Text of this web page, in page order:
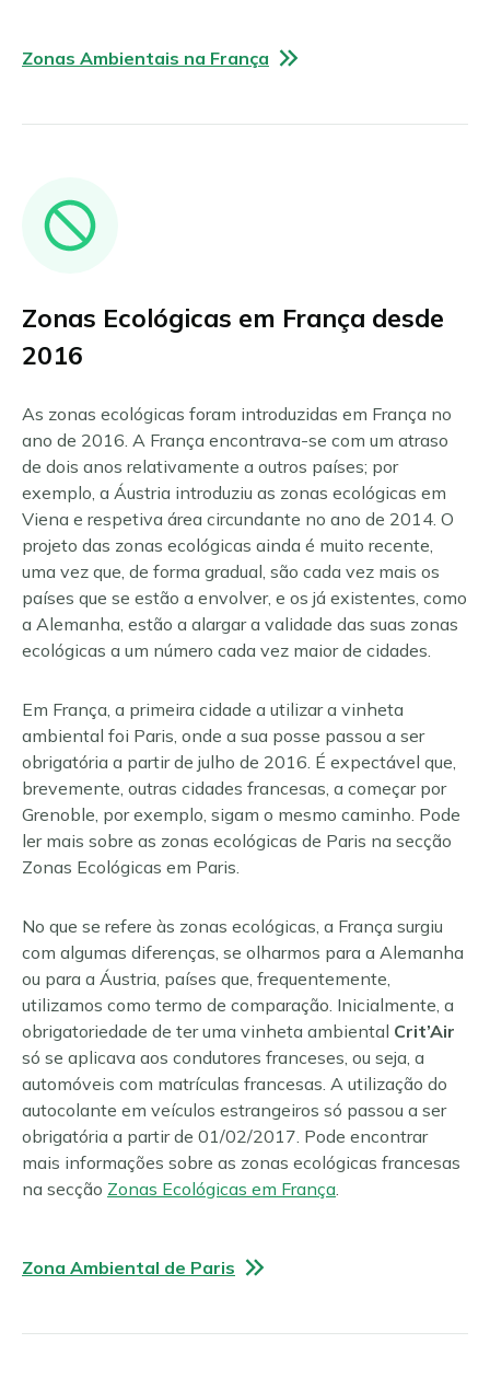
Zonas Ambientais na França
Zonas Ecológicas em França desde
2016
As zonas ecológicas foram introduzidas em França no
ano de 2016. A França encontrava-se com um atraso
de dois anos relativamente a outros países; por
exemplo, a Áustria introduziu as zonas ecológicas em
Viena e respetiva área circundante no ano de 2014. O
projeto das zonas ecológicas ainda é muito recente,
uma vez que, de forma gradual, são cada vez mais os
países que se estão a envolver, e os já existentes, como
a Alemanha, estão a alargar a validade das suas zonas
ecológicas a um número cada vez maior de cidades.
Em França, a primeira cidade a utilizar a vinheta
ambiental foi Paris, onde a sua posse passou a ser
obrigatória a partir de julho de 2016. É expectável que,
brevemente, outras cidades francesas, a começar por
Grenoble, por exemplo, sigam o mesmo caminho. Pode
ler mais sobre as zonas ecológicas de Paris na secção
Zonas Ecológicas em Paris.
No que se refere às zonas ecológicas, a França surgiu
com algumas diferenças, se olharmos para a Alemanha
ou para a Áustria, países que, frequentemente,
utilizamos como termo de comparação. Inicialmente, a
obrigatoriedade de ter uma vinheta ambiental Crit’Air
só se aplicava aos condutores franceses, ou seja, a
automóveis com matrículas francesas. A utilização do
autocolante em veículos estrangeiros só passou a ser
obrigatória a partir de 01/02/2017. Pode encontrar
mais informações sobre as zonas ecológicas francesas
na secção Zonas Ecológicas em França
Zona Ambiental de Paris